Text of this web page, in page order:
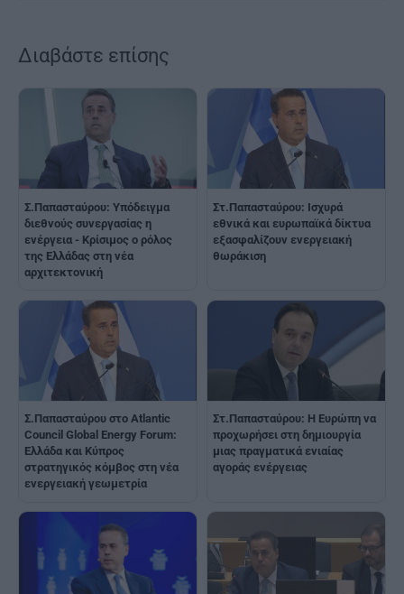
Διαβάστε επίσης
Σ.Παπασταύρου: Υπόδειγμα
διεθνούς συνεργασίας η
ενέργεια - Κρίσιμος ο ρόλος
της Ελλάδας στη νέα
αρχιτεκτονική
Στ.Παπασταύρου: Ισχυρά
εθνικά και ευρωπαϊκά δίκτυα
εξασφαλίζουν ενεργειακή
θωράκιση
Σ.Παπασταύρου στο Atlantic
Council Global Energy Forum:
Ελλάδα και Κύπρος
στρατηγικός κόμβος στη νέα
ενεργειακή γεωμετρία
Στ.Παπασταύρου: Η Ευρώπη να
προχωρήσει στη δημιουργία
μιας πραγματικά ενιαίας
αγοράς ενέργειας